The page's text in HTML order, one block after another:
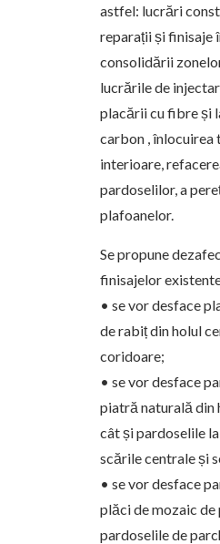
astfel: lucrări
reparații și finisaje
consolidării
lucrările de
placării cu fibre și
carbon , înlocuirea
interioare,
pardoselilor, a
plafoanelor.
Se propune
finisajelor
• se vor desface
de rabiț din holul
coridoare;
• se vor desface
piatră naturală din
cât și pardoselile
scările centrale și
• se vor desface
plăci de mozaic de
pardoselile de